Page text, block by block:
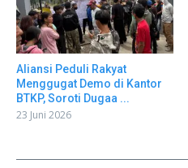
Aliansi Peduli Rakyat
Menggugat Demo di Kantor
BTKP, Soroti Dugaa ...
23 Juni 2026